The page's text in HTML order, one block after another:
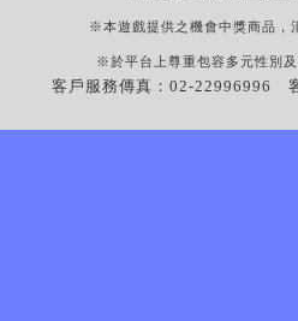
※本遊戲提供之機會中獎商品，
※於平台上尊重包容多元性別
客戶服務傳真：02-22996996